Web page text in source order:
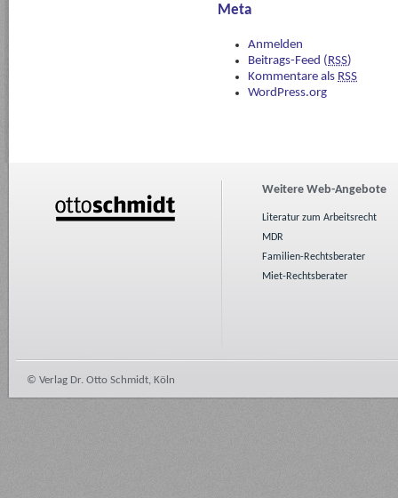
Meta
Anmelden
Beitrags-Feed (RSS)
Kommentare als RSS
WordPress.org
Weitere Web-Angebote
Literatur zum Arbeitsrecht
MDR
Familien-Rechtsberater
Miet-Rechtsberater
© Verlag Dr. Otto Schmidt, Köln